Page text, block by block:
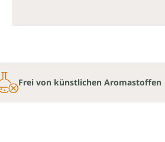
Frei von künstlichen Aromastoffen